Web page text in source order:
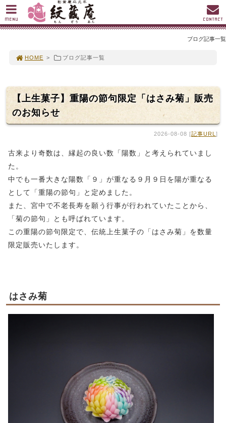
ブログ記事一覧
HOME > ブログ記事一覧
【上生菓子】重陽の節句限定「はさみ菊」販売
のお知らせ
2026-08-08 [記事URL ]
古来より奇数は、縁起の良い数「陽数」と考えられていまし
た。
中でも一番大きな陽数「９」が重なる９月９日を陽が重なる
として「重陽の節句」と定めました。
また、宮中で不老長寿を願う行事が行われていたことから、
「菊の節句」とも呼ばれています。
この重陽の節句限定で、伝統上生菓子の「はさみ菊」を数量
限定販売いたします。
はさみ菊
MENU CONTACT